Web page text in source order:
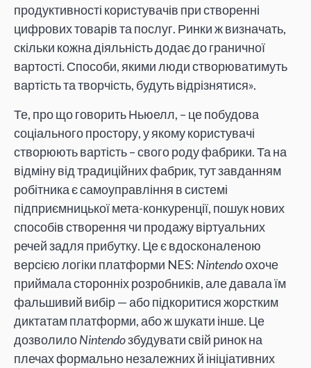
продуктивності користувачів при створенні
цифрових товарів та послуг. Ринки ж визначать,
скільки кожна діяльність додає до граничної
вартості. Способи, якими люди створюватимуть
вартість та творчість, будуть відрізнятися».
Те, про що говорить Ньюелл, – це побудова
соціального простору, у якому користувачі
створюють вартість – свого роду фабрики. Та на
відміну від традиційних фабрик, тут завданням
робітника є самоуправління в системі
підприємницької мета-конкуренції, пошук нових
способів створення чи продажу віртуальних
речей задля прибутку. Це є вдосконаленою
версією логіки платформи NES: Nintendoохоче
приймала сторонніх розробників, але давала їм
фальшивий вибір — або підкоритися жорстким
диктатам платформи, або ж шукати інше. Це
дозволилоNintendoзбудувати свій ринок на
плечах формально незалежних й ініціативних